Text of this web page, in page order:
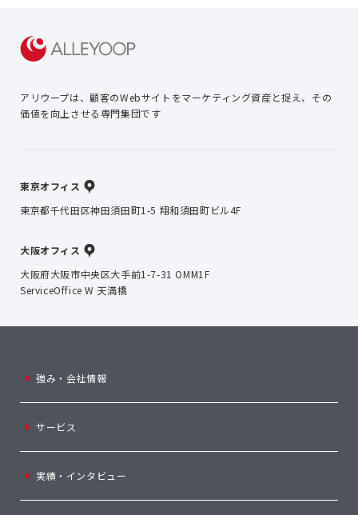
アリウープは、顧客のWebサイトをマーケティング資産と捉え、 その
価値を向上させる専門集団です
東京オフィス
東京都千代田区神田須田町1-5 翔和須田町ビル4F
大阪オフィス
大阪府大阪市中央区大手前1-7-31 OMM1F
ServiceOffice W 天満橋
強み・会社情報
サービス
実績・インタビュー